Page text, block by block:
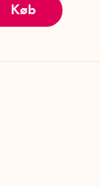
Køb